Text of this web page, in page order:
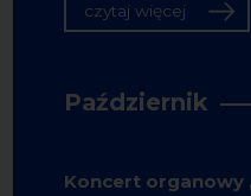
czytaj więcej
Październik
Koncert organowy